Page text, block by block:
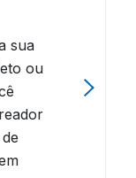
sua
ou